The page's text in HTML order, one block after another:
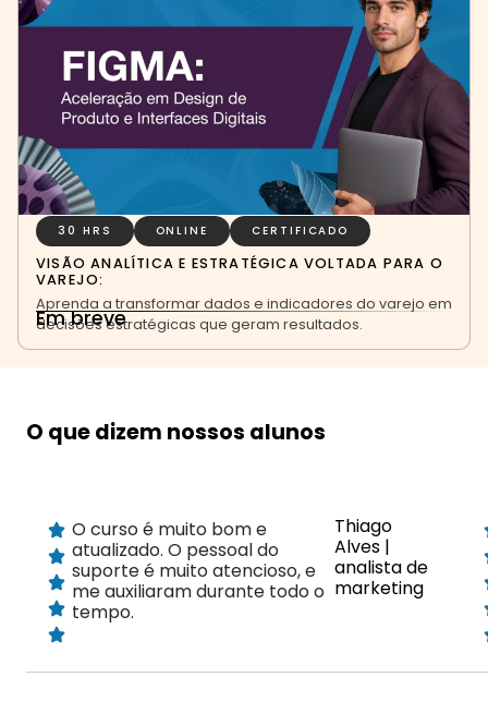
30 HRS ONLINE CERTIFICADO
VISÃO ANALÍTICA E ESTRATÉGICA VOLTADA PARA O
VAREJO:
Aprenda a transformar dados e indicadores do varejo em
decisões estratégicas que geram resultados.
Em breve
O que dizem nossos alunos
O curso é muito bom e
atualizado. O pessoal do
suporte é muito atencioso, e
me auxiliaram durante todo o
tempo.
Thiago
Alves |
analista de
marketing